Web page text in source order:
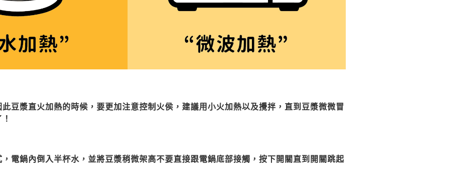
豆漿直火加熱的時候，要更加注意控制火侯，建議用小火加熱以及攪拌，直到豆漿微微冒
電鍋內倒入半杯水，並將豆漿稍微架高不要直接跟電鍋底部接觸，按下開關直到開關跳起